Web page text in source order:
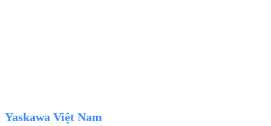
Yaskawa Việt Nam